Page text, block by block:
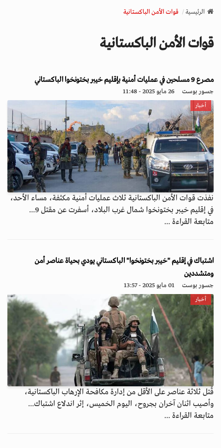
v
a
o
n
الرئيسية قوات الأمن الباكستانية
قوات الأمن الباكستانية
مصرع 9 مسلحين في عمليات أمنية بإقليم خيبر بختونخوا الباكستاني
جسور بوست 26 مايو 2025 - 11:48
أخبار
نفذت قوات الأمن الباكستانية ثلاث عمليات أمنية مكثفة، مساء الأحد،
في إقليم خيبر بختونخوا شمال غرب البلاد، أسفرت عن مقتل 9...
متابعة القراءة ...
اشتباك في إقليم "خيبر بختونخوا" الباكستاني يودي بحياة عناصر أمن
ومتشددين
جسور بوست 01 مايو 2025 - 13:57
أخبار
قُتل ثلاثة عناصر على الأقل من إدارة مكافحة الإرهاب الباكستانية،
وأصيب اثنان آخران بجروح، اليوم الخميس، إثر اندلاع اشتباك...
متابعة القراءة ...